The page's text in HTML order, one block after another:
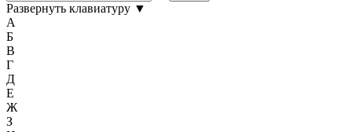
Развернуть клавиатуру ▼
А
Б
В
Г
Д
Е
Ж
З